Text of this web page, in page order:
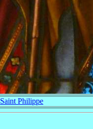
Saint Philippe